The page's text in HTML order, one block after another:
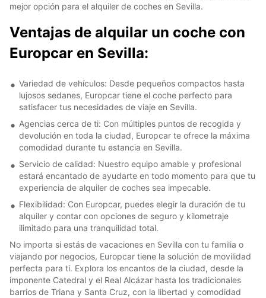
mejor opción para el alquiler de coches en Sevilla.
Ventajas de alquilar un coche con
Europcar en Sevilla:
Variedad de vehículos: Desde pequeños compactos hasta
lujosos sedanes, Europcar tiene el coche perfecto para
satisfacer tus necesidades de viaje en Sevilla.
Agencias cerca de ti: Con múltiples puntos de recogida y
devolución en toda la ciudad, Europcar te ofrece la máxima
comodidad durante tu estancia en Sevilla.
Servicio de calidad: Nuestro equipo amable y profesional
estará encantado de ayudarte en todo momento para que tu
experiencia de alquiler de coches sea impecable.
Flexibilidad: Con Europcar, puedes elegir la duración de tu
alquiler y contar con opciones de seguro y kilometraje
ilimitado para una tranquilidad total.
No importa si estás de vacaciones en Sevilla con tu familia o
viajando por negocios, Europcar tiene la solución de movilidad
perfecta para ti. Explora los encantos de la ciudad, desde la
imponente Catedral y el Real Alcázar hasta los tradicionales
barrios de Triana y Santa Cruz, con la libertad y comodidad